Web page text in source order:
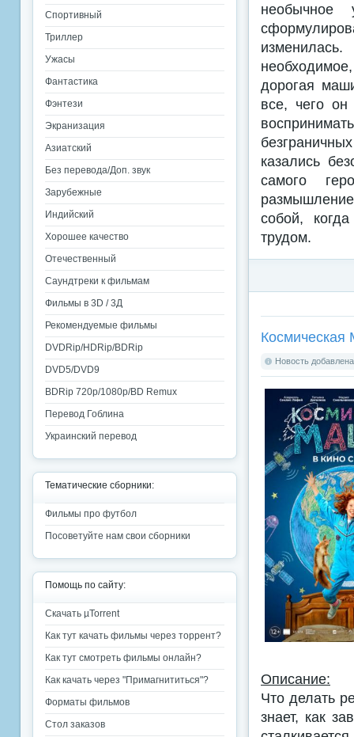
необычное
дорогая
все, чего
казались
самого
размышление
собой,
трудом.
Новость
Описание:
Что делать
знает, как
Спортивный
Триллер
Ужасы
Фантастика
Фэнтези
Экранизация
Азиатский
Без перевода/Доп. звук
Зарубежные
Индийский
Хорошее качество
Отечественный
Саундтреки к фильмам
Фильмы в 3D / 3Д
Рекомендуемые фильмы
DVDRip/HDRip/BDRip
DVD5/DVD9
BDRip 720p/1080p/BD Remux
Перевод Гоблина
Украинский перевод
Тематические сборники:
Фильмы про футбол
Посоветуйте нам свои сборники
Помощь по сайту:
Скачать µTorrent
Как тут качать фильмы через торрент?
Как тут смотреть фильмы онлайн?
Как качать через "Примагнититься"?
Форматы фильмов
Стол заказов